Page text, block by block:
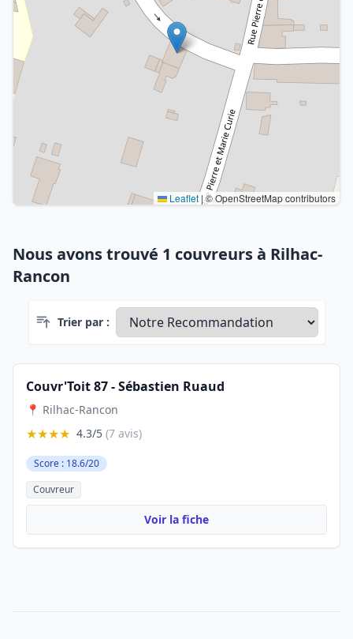
Leaflet |© OpenStreetMap contributors
Nous avons trouvé 1 couvreurs à Rilhac-
Rancon
Trier par :
Couvr'Toit 87 - Sébastien Ruaud
📍 Rilhac-Rancon
★★★★ 4.3/5 (7 avis)
Score : 18.6/20
Couvreur
Voir la fiche